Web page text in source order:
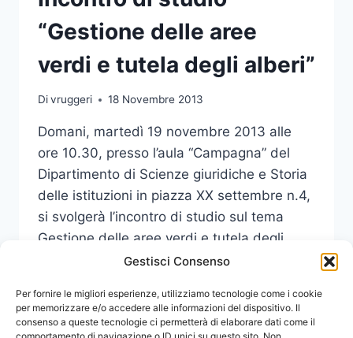
Gestisci Consenso
Per fornire le migliori esperienze, utilizziamo tecnologie come i cookie
per memorizzare e/o accedere alle informazioni del dispositivo. Il
consenso a queste tecnologie ci permetterà di elaborare dati come il
“Gestione delle aree
verdi e tutela degli alberi”
Divruggeri 18 Novembre 2013
Domani, martedì 19 novembre 2013 alle
ore 10.30, presso l’aula “Campagna” del
Dipartimento di Scienze giuridiche e Storia
delle istituzioni in piazza XX settembre n.4,
si svolgerà l’incontro di studio sul tema
Gestione delle aree verdi e tutela degli
LEGGI DI PIÙINCONTRO
DI
STUDIO